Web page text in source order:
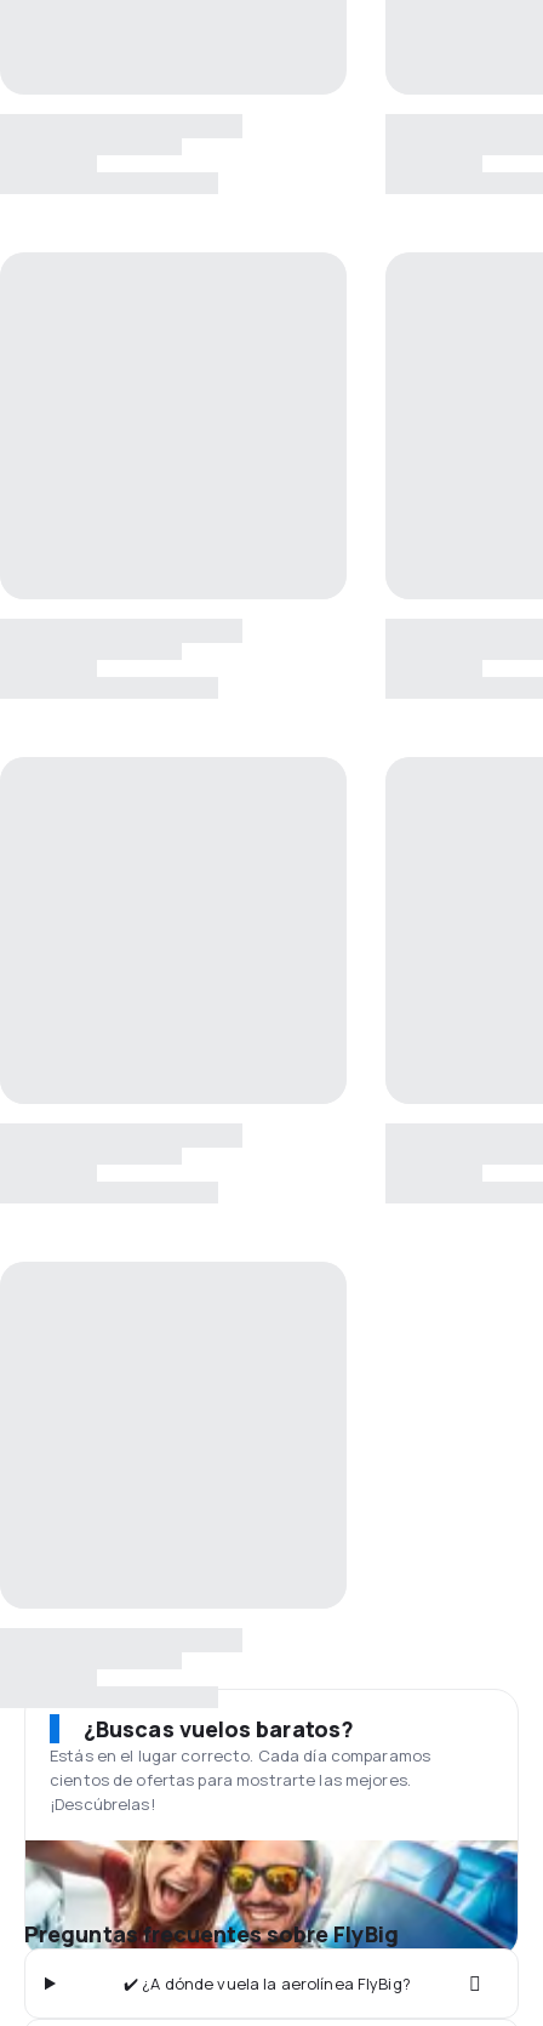
¿Buscas vuelos baratos?
Estás en el lugar correcto. Cada día comparamos
cientos de ofertas para mostrarte las mejores.
¡Descúbrelas!
Preguntas frecuentes sobre FlyBig
✔️ ¿A dónde vuela la aerolínea FlyBig?